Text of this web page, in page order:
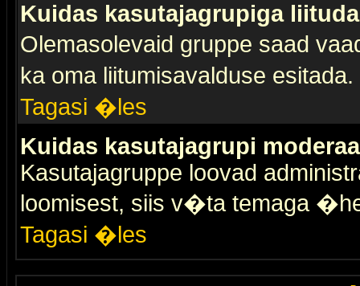
Kuidas kasutajagrupiga
Olemasolevaid gruppe saad
ka oma liitumisavalduse
Tagasi �les
Kuidas kasutajagrupi
Kasutajagruppe loovad
loomisest, siis v�ta temaga
Tagasi �les